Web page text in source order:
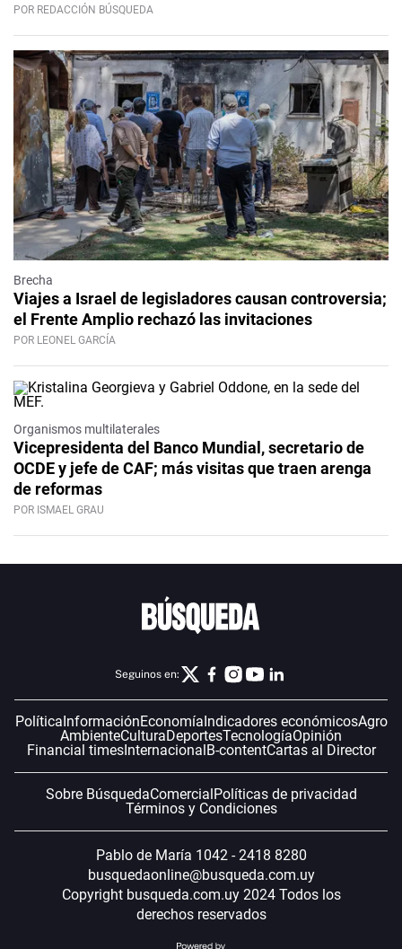
POR REDACCIÓN BÚSQUEDA
Brecha
Viajes a Israel de legisladores causan controversia;
el Frente Amplio rechazó las invitaciones
POR LEONEL GARCÍA
Organismos multilaterales
Vicepresidenta del Banco Mundial, secretario de
OCDE y jefe de CAF; más visitas que traen arenga
de reformas
POR ISMAEL GRAU
Seguinos en:
PolíticaInformaciónEconomíaIndicadores económicosAgro
AmbienteCulturaDeportesTecnologíaOpinión
Financial timesInternacionalB-contentCartas al Director
Sobre BúsquedaComercialPolíticas de privacidad
Términos y Condiciones
Pablo de María 1042 - 2418 8280
busquedaonline@busqueda.com.uy
Copyright busqueda.com.uy 2024 Todos los
derechos reservados